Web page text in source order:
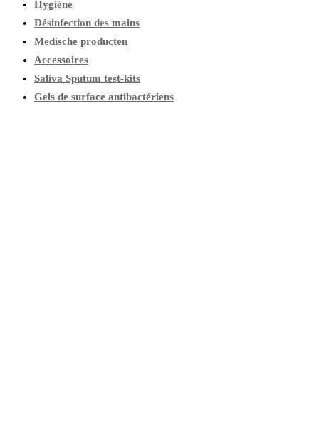
Hygiène
Désinfection des mains
Medische producten
Accessoires
Saliva Sputum test-kits
Gels de surface antibactériens